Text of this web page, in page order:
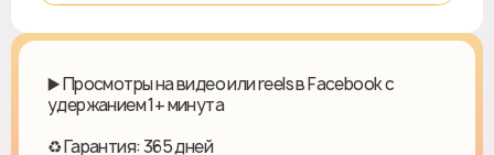
▶️ Просмотры на видео или reels в Facebook с
удержанием 1+ минута
♻ Гарантия: 365 дней